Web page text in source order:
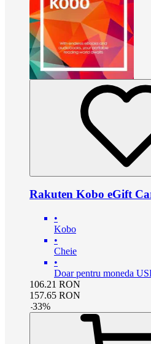
Rakuten Kobo eGift
•
Kobo
•
Cheie
•
Doar pentru moneda
106.21 RON
157.65 RON
-33%